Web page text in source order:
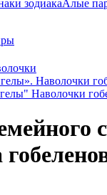
зодиакаАлые
Наволочки
Наволочки